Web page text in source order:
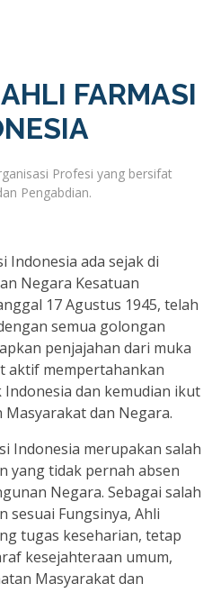
FARMASI
Profesi yang bersifat
Pengabdian.
Indonesia ada sejak di
Negara Kesatuan
17 Agustus 1945, telah
semua golongan
penjajahan dari muka
aktif mempertahankan
dan kemudian ikut
dan Negara.
Indonesia merupakan salah
yang tidak pernah absen
Negara. Sebagai salah
sesuai Fungsinya, Ahli
tugas keseharian, tetap
kesejahteraan umum,
Masyarakat dan